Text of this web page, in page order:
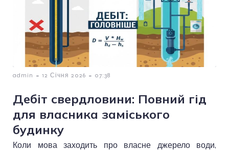
admin - 12 Січня 2026 - 07:38
Дебіт свердловини: Повний гід
для власника заміського
будинку
Коли мова заходить про власне джерело води,